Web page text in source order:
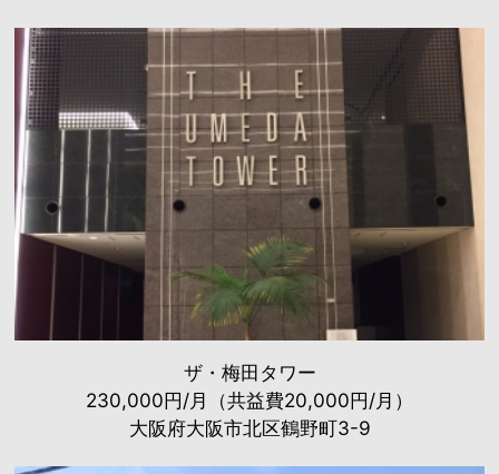
ザ・梅田タワー
230,000円/月（共益費20,000円/月）
大阪府大阪市北区鶴野町3-9